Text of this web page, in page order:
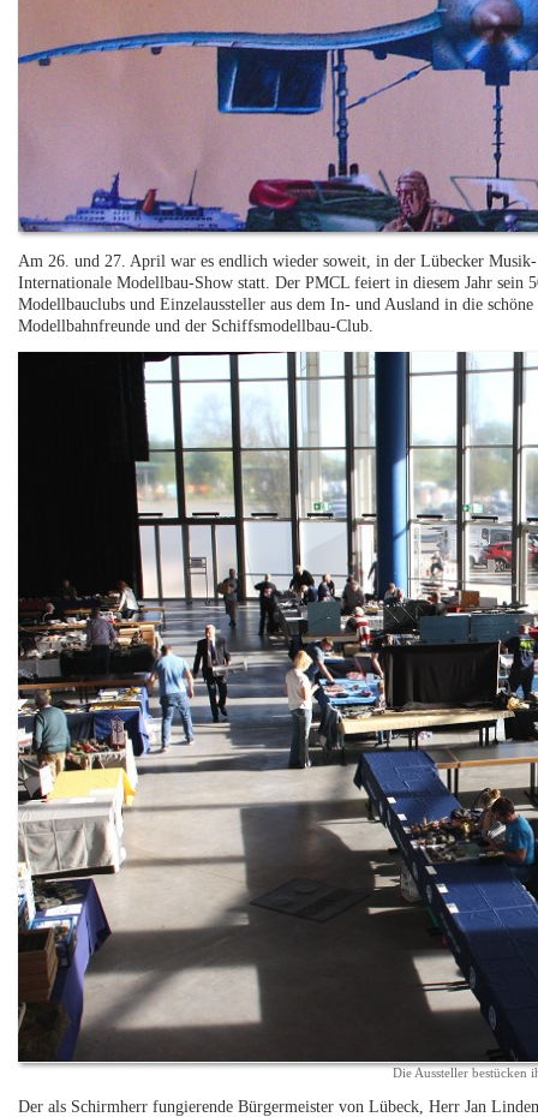
Am 26. und 27. April war es endlich wieder soweit, in der Lübecker
Internationale Modellbau-Show statt. Der PMCL feiert in diesem Jahr sein
Modellbauclubs und Einzelaussteller aus dem In- und Ausland in die
Modellbahnfreunde und der Schiffsmodellbau-Club.
Die Aussteller bestücken
Der als Schirmherr fungierende Bürgermeister von Lübeck, Herr Jan